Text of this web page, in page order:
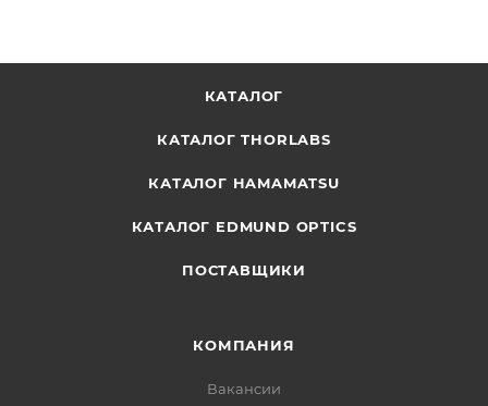
КАТАЛОГ
КАТАЛОГ THORLABS
КАТАЛОГ HAMAMATSU
КАТАЛОГ EDMUND OPTICS
ПОСТАВЩИКИ
КОМПАНИЯ
Вакансии